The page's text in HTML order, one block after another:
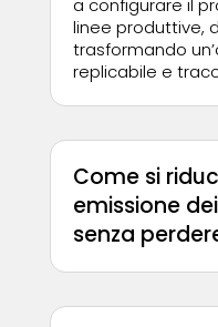
a configurare il
linee produttive,
trasformando
replicabile e
Come si
emissione
senza